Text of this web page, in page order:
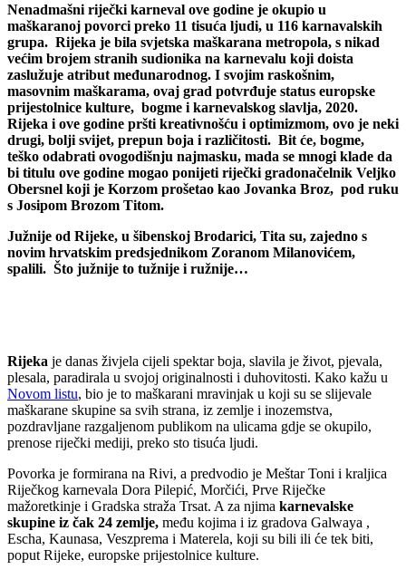
Nenadmašni riječki karneval ove godine je okupio u
maškaranoj povorci preko 11 tisuća ljudi, u 116 karnavalskih
grupa. Rijeka je bila svjetska maškarana metropola, s nikad
većim brojem stranih sudionika na karnevalu koji doista
zaslužuje atribut međunarodnog. I svojim raskošnim,
masovnim maškarama, ovaj grad potvrđuje status europske
prijestolnice kulture, bogme i karnevalskog slavlja, 2020.
Rijeka i ove godine pršti kreativnošću i optimizmom, ovo je neki
drugi, bolji svijet, prepun boja i različitosti. Bit će, bogme,
teško odabrati ovogodišnju najmasku, mada se mnogi klade da
bi titulu ove godine mogao ponijeti riječki gradonačelnik Veljko
Obersnel koji je Korzom prošetao kao Jovanka Broz, pod ruku
s Josipom Brozom Titom.
Južnije od Rijeke, u šibenskoj Brodarici, Tita su, zajedno s
novim hrvatskim predsjednikom Zoranom Milanovićem,
spalili. Što južnije to tužnije i ružnije…
Rijeka je danas živjela cijeli spektar boja, slavila je život, pjevala,
plesala, paradirala u svojoj originalnosti i duhovitosti. Kako kažu u
Novom listu, bio je to maškarani mravinjak u koji su se slijevale
maškarane skupine sa svih strana, iz zemlje i inozemstva,
pozdravljane razgaljenom publikom na ulicama gdje se okupilo,
prenose riječki mediji, preko sto tisuća ljudi.
Povorka je formirana na Rivi, a predvodio je Meštar Toni i kraljica
Riječkog karnevala Dora Pilepić, Morčići, Prve Riječke
mažoretkinje i Gradska straža Trsat. A za njima karnevalske
skupine iz čak 24 zemlje, među kojima i iz gradova Galwaya ,
Escha, Kaunasa, Veszprema i Materela, koji su bili ili će tek biti,
poput Rijeke, europske prijestolnice kulture.